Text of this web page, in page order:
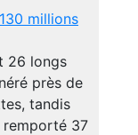
millions
26 longs
près de
tandis
remporté 37